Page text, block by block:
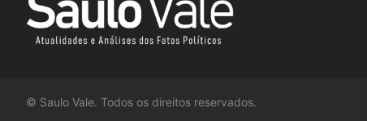
© Saulo Vale. Todos os direitos reservados.